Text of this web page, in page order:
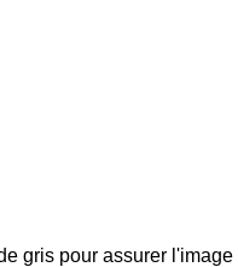
gris pour assurer